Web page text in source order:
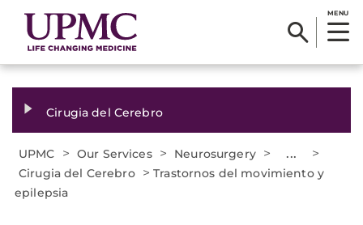
MENU
Cirugia del Cerebro
UPMC > Our Services > Neurosurgery > ... >
Cirugia del Cerebro >Trastornos del movimiento y
epilepsia